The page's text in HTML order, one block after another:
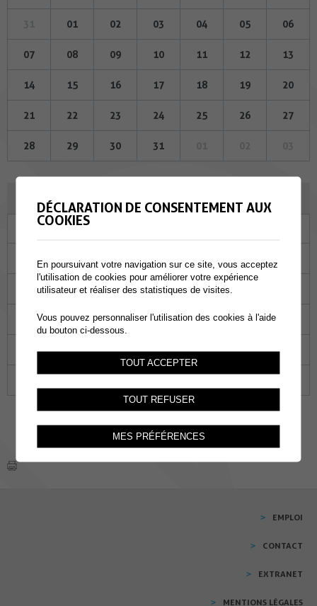
01 02 03 04 05 06
07 08 09 10 11 12 13
14 15 16 17 18 19 20
21 22 23 24 25 26 27
28 29 30 31
Ma
31 01
05 06 07 08
12 13 14 15 16
19 20 21 22 23
EMPLOI
CONTACT
EXTRANET
MENTIONS LÉGALES
DÉCLARATION DE CONSENTEMENT AUX
COOKIES
En poursuivant votre navigation sur ce site, vous acceptez
l'utilisation de cookies pour améliorer votre expérience
utilisateur et réaliser des statistiques de visites.
Vous pouvez personnaliser l'utilisation des cookies à l'aide
du bouton ci-dessous.
TOUT ACCEPTER
TOUT REFUSER
MES PRÉFÉRENCES